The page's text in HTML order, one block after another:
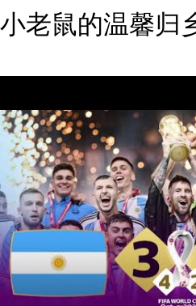
小老鼠的温馨归